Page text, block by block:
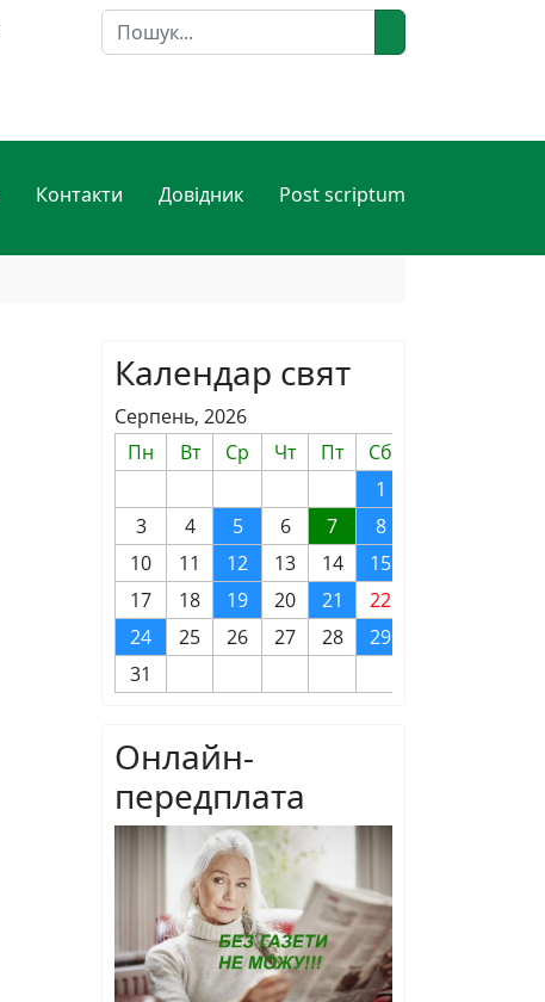
Пошук
Контакти Довідник Post scriptum
Календар свят
Серпень, 2026
Пн
Вт Ср Чт Пт Сб
1
3
4 5 6 7 8
10
11 12 13 14 15
17
18 19 20 21 22
24
25 26 27 28 29
31
Онлайн-
передплата